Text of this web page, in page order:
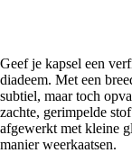
Geef je kapsel een
diadeem. Met een
subtiel, maar toch
zachte, gerimpelde
afgewerkt met kleine
manier weerkaatsen.